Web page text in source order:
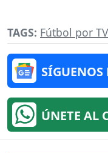
TAGS: Fútbol por TV
SÍGUENOS
ÚNETE AL